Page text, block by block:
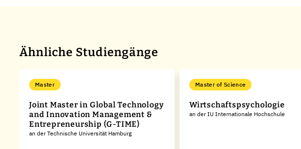
Ähnliche Studiengänge
Master
Joint Master in Global Technology
and Innovation Management &
Entrepreneurship (G-TIME)
an der Technische Universität Hamburg
Master of Science
Wirtschaftspsychologie
an der IU Internationale Hochschule